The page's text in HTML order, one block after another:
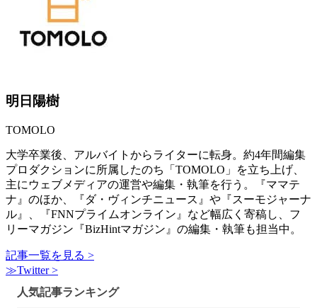
明日陽樹
TOMOLO
大学卒業後、アルバイトからライターに転身。約4年間編集
プロダクションに所属したのち「TOMOLO」を立ち上げ、
主にウェブメディアの運営や編集・執筆を行う。『ママテ
ナ』のほか、『ダ・ヴィンチニュース』や『スーモジャーナ
ル』、『FNNプライムオンライン』など幅広く寄稿し、フ
リーマガジン『BizHintマガジン』の編集・執筆も担当中。
記事一覧を見る >
≫Twitter >
人気記事ランキング